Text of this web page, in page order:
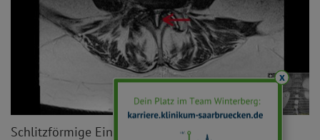
Schlitzförmige Einengung des Spinalkanals
x